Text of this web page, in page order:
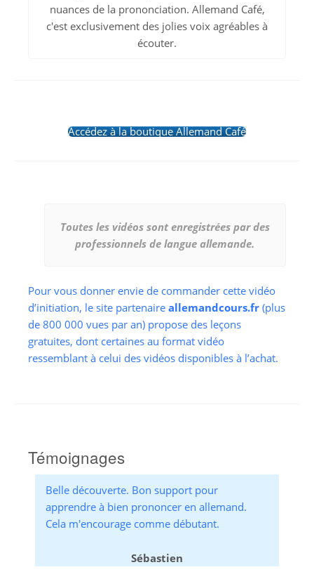
nuances de la prononciation. Allemand Café,
c'est exclusivement des jolies voix agréables à
écouter.
Accédez à la boutique Allemand Café
Toutes les vidéos sont enregistrées par des
professionnels de langue allemande.
Pour vous donner envie de commander cette vidéo
d’initiation, le site partenaire allemandcours.fr (plus
de 800 000 vues par an) propose des leçons
gratuites, dont certaines au format vidéo
ressemblant à celui des vidéos disponibles à l’achat.
Témoignages
Belle découverte. Bon support pour
apprendre à bien prononcer en allemand.
Cela m'encourage comme débutant.
Sébastien